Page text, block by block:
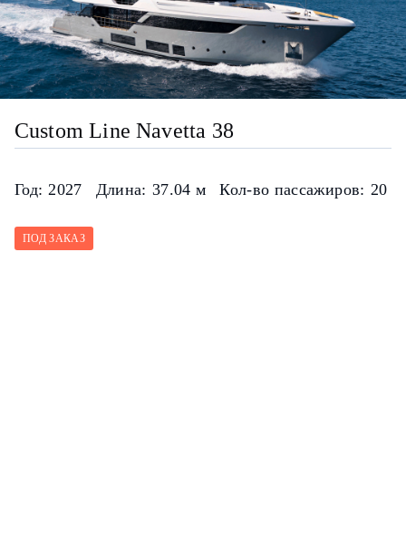
Custom Line Navetta 38
Год: 2027 Длина: 37.04 м Кол-во пассажиров: 20
ПОД ЗАКАЗ